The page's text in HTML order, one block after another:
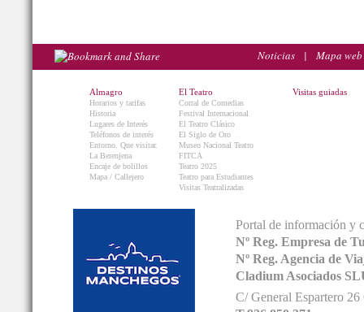
Noticias | Mapa web
Almagro
Horarios y tarifas
Historia
Lugares de Interés
Teléfonos de interés
Entorno. Que visitar.
La Berenjena
Encaje de bolillos
Mapa / Callejero
El Teatro
Corral de Comedias
Festival Internacional
El Teatro Clásico
El Siglo de Oro
Museo Nacional Teatro
FITCA
Teatro 2025
Teatro para Estudiantes
Visitas Teatralizadas
Visitas guiadas
Portal de información y
Nº Reg. Empresa de
Nº Reg. Agencia de
Cladium Asociados
C/ General Espartero